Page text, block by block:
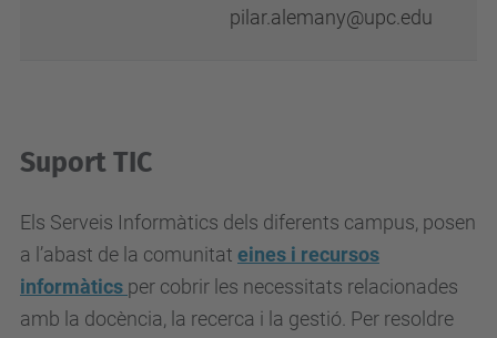
pilar.alemany@upc.edu
Suport TIC
Els Serveis Informàtics dels diferents campus, posen
a l’abast de la comunitat eines i recursos
informàtics per cobrir les necessitats relacionades
amb la docència, la recerca i la gestió. Per resoldre